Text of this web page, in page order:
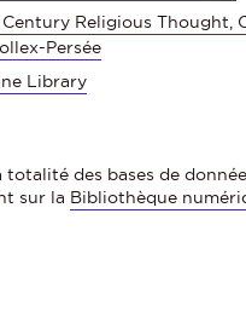
Religious Thought,
Persée
Library
des bases de
sur la Bibliothèque